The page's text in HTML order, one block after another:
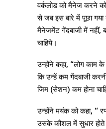
वर्कलोड को मैनेज करने
से जब इस बारे में पूछा गया
मैनेजमेंट गेंदबाजी में नहीं,
चाहिये।
उन्होंने कहा, ‘‘लोग काम
कि उन्हें कम गेंदबाजी
जिम (सेशन) कम होना
उन्होंने मयंक को कहा, ‘‘
उसके कौशल में सुधार होते